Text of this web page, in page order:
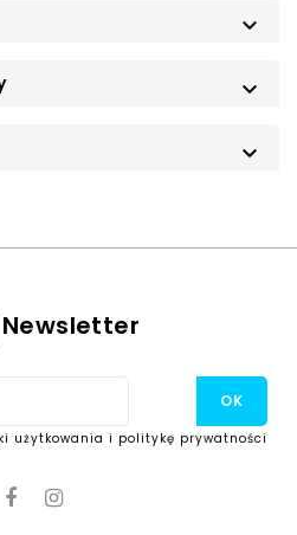



Newsletter
użytkowania i politykę prywatności